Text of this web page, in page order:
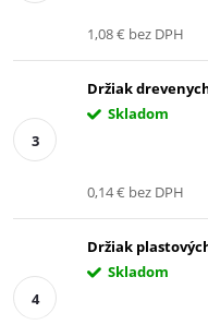
1,08 € bez DPH
Držiak
Skladom
0,14 € bez DPH
Držiak
Skladom